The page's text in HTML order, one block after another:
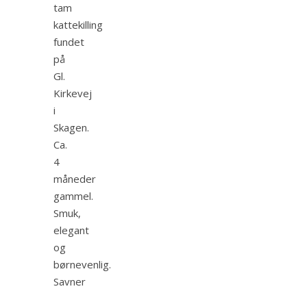
tam
kattekilling
fundet
på
Gl.
Kirkevej
i
Skagen.
Ca.
4
måneder
gammel.
Smuk,
elegant
og
børnevenlig.
Savner